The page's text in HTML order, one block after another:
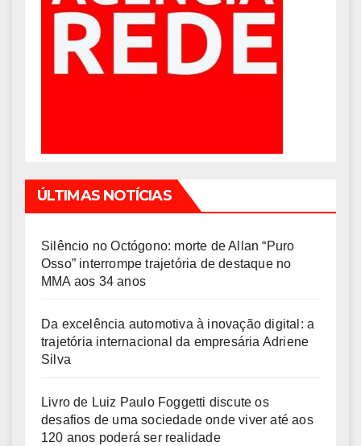
ÚLTIMAS NOTÍCIAS
Silêncio no Octógono: morte de Allan “Puro
Osso” interrompe trajetória de destaque no
MMA aos 34 anos
Da excelência automotiva à inovação digital: a
trajetória internacional da empresária Adriene
Silva
Livro de Luiz Paulo Foggetti discute os
desafios de uma sociedade onde viver até aos
120 anos poderá ser realidade